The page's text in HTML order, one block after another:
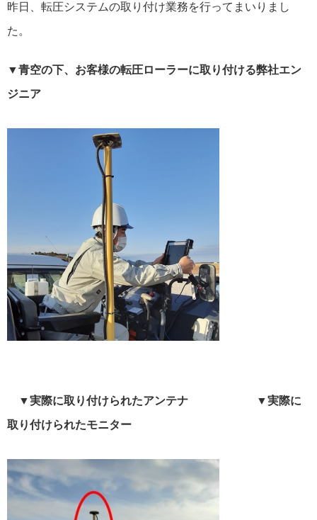
昨日、転圧システムの取り付け業務を行ってまいりまし
た。
▼青空の下、お客様の転圧ローラーに取り付ける弊社エン
ジニア
▼実際に取り付けられたアンテナ ▼実際に
取り付けられたモニター